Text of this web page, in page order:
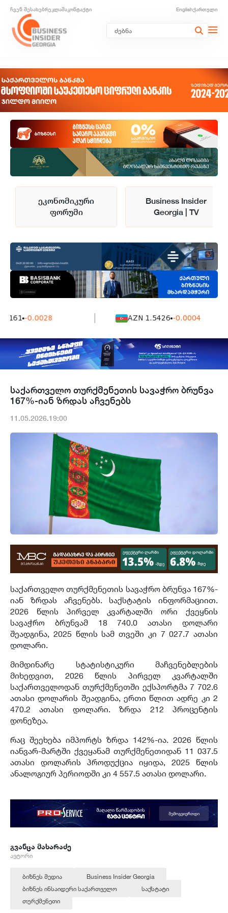
ჩვენ შესახებრეკლამაკონტაქტი Englishქართული
ეკონომიკური
ფორუმი
Business Insider
Georgia | TV
-0.0028 AZN 1.5426 -0.0004
საქართველო თურქმენეთის სავაჭრო ბრუნვა
167%-იან ზრდას აჩვენებს
11.05.2026.19:00
საქართველო თურქმენეთის სავაჭრო ბრუნვა 167%-
იან ზრდას აჩვენებს. საქსტატის ინფორმაციით.
2026 წლის პირველ კვარტალში ორი ქვეყნის
სავაჭრო ბრუნვამ 18 740.0 ათასი დოლარი
შეადგინა, 2025 წლის სამ თვეში კი 7 027.7 ათასი
დოლარი.
მიმდინარე სტატისტიკური მაჩვენებლების
მიხედვით, 2026 წლის პირველ კვარტალში
საქართველოდან თურქმენეთში ექსპორტმა 7 702.6
ათასი დოლარის შეადგინა, ერთი წლით ადრე კი 2
470.2 ათასი დოლარი. ზრდა 212 პროცენტის
დონეზეა.
რაც შეეხება იმპორტს ზრდა 142%-ია. 2026 წლის
იანვარ-მარტში ქვეყანამ თურქმენეთიდან 11 037.5
ათასი დოლარის პროდუქცია იყიდა, 2025 წლის
ანალოგიურ პერიოდში კი 4 557.5 ათასი დოლარი.
გვანცა მახარაძე
ავტორი
ბიზნეს მედია
Business Insider Georgia
ბიზნეს ინსაიდერი საქართველო
საქსტატი
თურქმენეთი